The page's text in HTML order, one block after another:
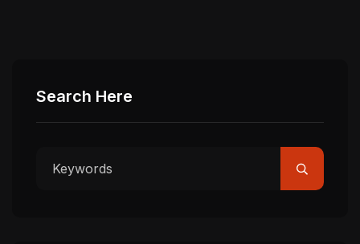
Search Here